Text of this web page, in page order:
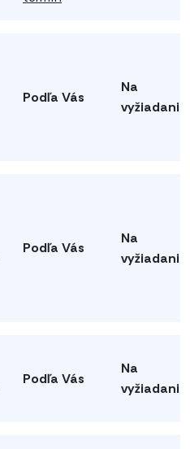
Podľa Vás
Na
vyžiadanie
Podľa Vás
Na
vyžiadanie
Podľa Vás
Na
vyžiadanie